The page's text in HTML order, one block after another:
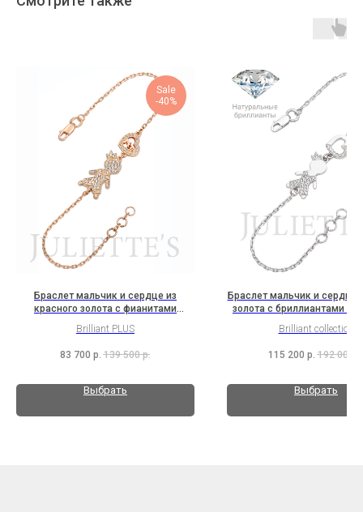
Sale
-40%
Браслет мальчик и сердце из
красного золота с фианитами
(2H8B8K2)
Brilliant PLUS
83 700 р. 139 500 р.
Выбрать
Браслет мальчик и сердце
золота с бриллиантами
Brilliant collection
115 200 р. 192 000
Выбрать